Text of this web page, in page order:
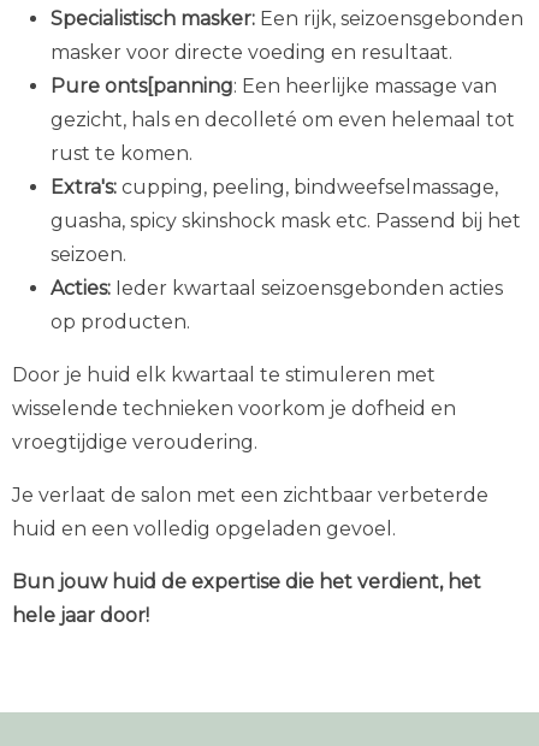
Specialistisch masker: Een rijk, seizoensgebonden
masker voor directe voeding en resultaat.
Pure onts[panning: Een heerlijke massage van
gezicht, hals en decolleté om even helemaal tot
rust te komen.
Extra's: cupping, peeling, bindweefselmassage,
guasha, spicy skinshock mask etc. Passend bij het
seizoen.
Acties: Ieder kwartaal seizoensgebonden acties
op producten.
Door je huid elk kwartaal te stimuleren met
wisselende technieken voorkom je dofheid en
vroegtijdige veroudering.
Je verlaat de salon met een zichtbaar verbeterde
huid en een volledig opgeladen gevoel.
Bun jouw huid de expertise die het verdient, het
hele jaar door!